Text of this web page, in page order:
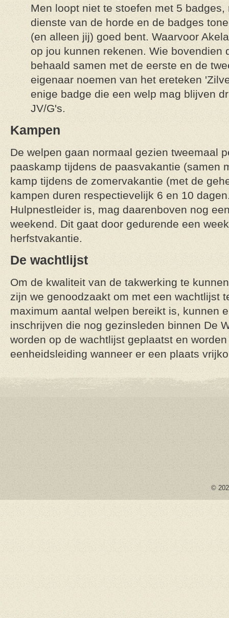
Men loopt niet te stoefen met 5
dienste van de horde en de badges
(en alleen jij) goed bent. Waarvoor
op jou kunnen rekenen. Wie bovendien
behaald samen met de eerste en de
eigenaar noemen van het ereteken
enige badge die een welp mag blijven
JV/G's.
Kampen
De welpen gaan normaal gezien tweemaal
paaskamp tijdens de paasvakantie (samen
kamp tijdens de zomervakantie (met de
kampen duren respectievelijk 6 en 10
Hulpnestleider is, mag daarenboven nog
weekend. Dit gaat door gedurende een
herfstvakantie.
De wachtlijst
Om de kwaliteit van de takwerking te
zijn we genoodzaakt om met een wachtlijst
maximum aantal welpen bereikt is, kunnen
inschrijven die nog gezinsleden binnen De
worden op de wachtlijst geplaatst en
eenheidsleiding wanneer er een plaats
©